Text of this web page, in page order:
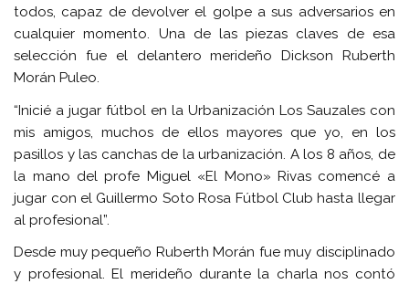
todos, capaz de devolver el golpe a sus adversarios en
cualquier momento. Una de las piezas claves de esa
selección fue el delantero merideño Dickson Ruberth
Morán Puleo.
“Inicié a jugar fútbol en la Urbanización Los Sauzales con
mis amigos, muchos de ellos mayores que yo, en los
pasillos y las canchas de la urbanización. A los 8 años, de
la mano del profe Miguel «El Mono» Rivas comencé a
jugar con el Guillermo Soto Rosa Fútbol Club hasta llegar
al profesional”.
Desde muy pequeño Ruberth Morán fue muy disciplinado
y profesional. El merideño durante la charla nos contó